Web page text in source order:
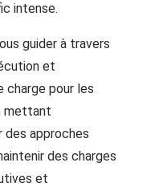
intense.
guider à travers
et
pour les
mettant
approches
des charges
et